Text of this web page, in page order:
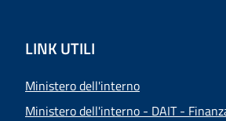
LINK UTILI
Ministero dell'interno
Ministero dell'interno - DAIT -